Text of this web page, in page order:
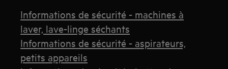
Informations de sécurité - machines à
laver, lave-linge séchants
Informations de sécurité - aspirateurs,
petits appareils